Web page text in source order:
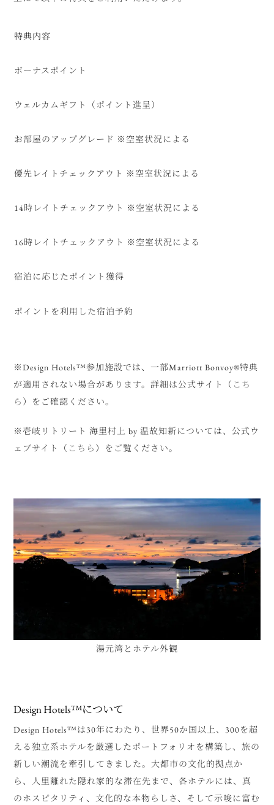
特典内容
ボーナスポイント
ウェルカムギフト（ポイント進呈）
お部屋のアップグレード ※空室状況による
優先レイトチェックアウト ※空室状況による
14時レイトチェックアウト ※空室状況による
16時レイトチェックアウト ※空室状況による
宿泊に応じたポイント獲得
ポイントを利用した宿泊予約
※Design Hotels™参加施設では、一部Marriott Bonvoy®特典
が適用されない場合があります。詳細は公式サイト（ こち
ら ）をご確認ください。
※壱岐リトリート 海里村上 by 温故知新については、公式ウ
ェブサイト（ こちら ）をご覧ください。
湯元湾とホテル外観
Design Hotels™について
Design Hotels™は30年にわたり、世界50か国以上、300を超
える独立系ホテルを厳選したポートフォリオを構築し、旅の
新しい潮流を牽引してきました。大都市の文化的拠点か
ら、人里離れた隠れ家的な滞在先まで、各ホテルには、真
のホスピタリティ、文化的な本物らしさ、そして示唆に富む